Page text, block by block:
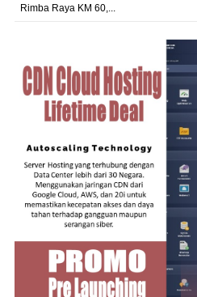
Rimba Raya KM 60,...